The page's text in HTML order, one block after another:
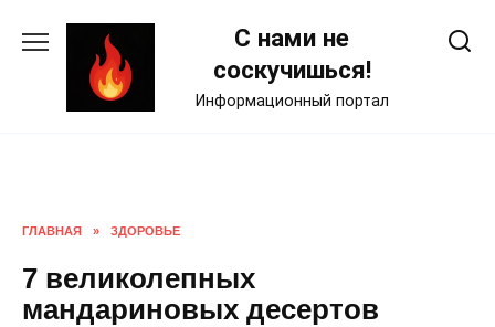
С нами не
соскучишься!
Информационный портал
ГЛАВНАЯ » ЗДОРОВЬЕ
7 великолепных
мандариновых десертов